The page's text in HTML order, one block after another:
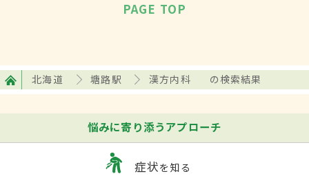
PAGE TOP
北海道 塘路駅 漢方内科 の検索結果
悩みに寄り添うアプローチ
症状を知る